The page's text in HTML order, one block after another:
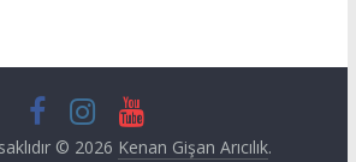
© 2026 Kenan Gişan Arıcılık.